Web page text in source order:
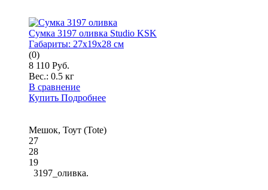
Сумка 3197 оливка Studio KSK
Габариты: 27x19x28 см
(0)
8 110 Руб.
Вес.: 0.5 кг
В сравнение
Купить Подробнее
Мешок, Тоут (Tote)
27
28
19
3197_оливка.